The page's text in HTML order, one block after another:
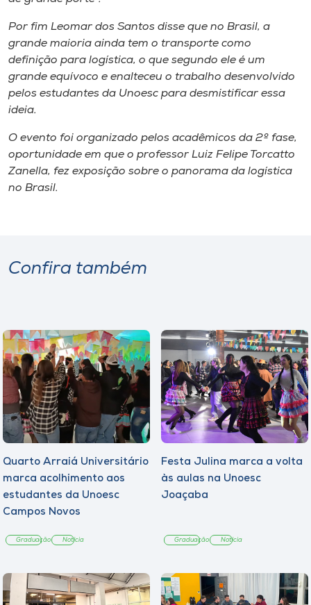
Por fim Leomar dos Santos disse que no Brasil, a
grande maioria ainda tem o transporte como
definição para logística, o que segundo ele é um
grande equívoco e enalteceu o trabalho desenvolvido
pelos estudantes da Unoesc para desmistificar essa
ideia.
O evento foi organizado pelos acadêmicos da 2º fase,
oportunidade em que o professor Luiz Felipe Torcatto
Zanella, fez exposição sobre o panorama da logística
no Brasil.
Confira também
Quarto Arraiá Universitário
marca acolhimento aos
estudantes da Unoesc
Campos Novos
Graduação Notícia
Festa Julina marca a volta
às aulas na Unoesc
Joaçaba
Graduação Notícia